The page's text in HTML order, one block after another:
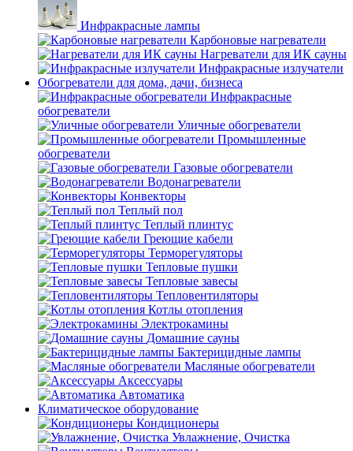
Инфракрасные лампы
Карбоновые нагреватели
Нагреватели для ИК сауны
Инфракрасные излучатели
Обогреватели для дома, дачи, бизнеса
Инфракрасные
обогреватели
Уличные обогреватели
Промышленные
обогреватели
Газовые обогреватели
Водонагреватели
Конвекторы
Теплый пол
Теплый плинтус
Греющие кабели
Терморегуляторы
Тепловые пушки
Тепловые завесы
Тепловентиляторы
Котлы отопления
Электрокамины
Домашние сауны
Бактерицидные лампы
Масляные обогреватели
Аксессуары
Автоматика
Климатическое оборудование
Кондиционеры
Увлажнение, Очистка